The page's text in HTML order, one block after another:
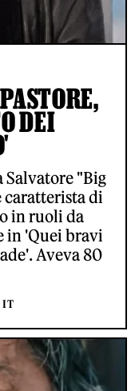
DEI
"Big
caratterista di
in ruoli da
in 'Quei bravi
Aveva 80
IT